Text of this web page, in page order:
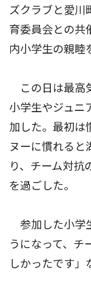
ズクラブと愛川
育委員会との共
内小学生の親睦
この日は最高
小学生やジュニ
加した。最初は
ヌーに慣れると
り、チーム対抗
を過ごした。
参加した小学
うになって、チ
しかったです」